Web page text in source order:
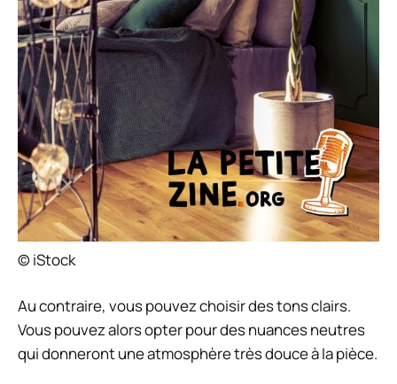
© iStock
Au contraire, vous pouvez choisir des tons clairs.
Vous pouvez alors opter pour des nuances neutres
qui donneront une atmosphère très douce à la pièce.